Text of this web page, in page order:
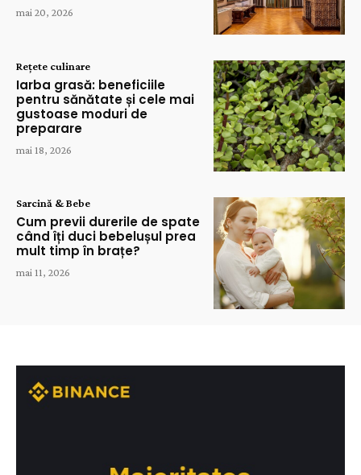
mai 20, 2026
Rețete culinare
Iarba grasă: beneficiile
pentru sănătate și cele mai
gustoase moduri de
preparare
mai 18, 2026
Sarcină & Bebe
Cum previi durerile de spate
când îți duci bebelușul prea
mult timp în brațe?
mai 11, 2026